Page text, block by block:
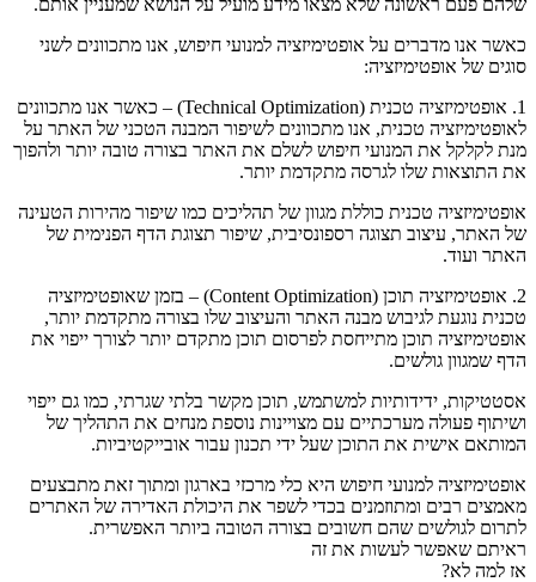
כאשר אנו מדברים על אופטימיזציה למנועי חיפוש, אנו מתכוונים לשני
סוגים של אופטימיזציה:
1. אופטימיזציה טכנית (Technical Optimization) – כאשר אנו מתכוונים
לאופטימיזציה טכנית, אנו מתכוונים לשיפור המבנה הטכני של האתר על
מנת לקלקל את המנועי חיפוש לשלם את האתר בצורה טובה יותר ולהפוך
את התוצאות שלו לגרסה מתקדמת יותר.
אופטימיזציה טכנית כוללת מגוון של תהליכים כמו שיפור מהירות הטעינה
של האתר, עיצוב תצוגה רספונסיבית, שיפור תצוגת הדף הפנימית של
האתר ועוד.
2. אופטימיזציה תוכן (Content Optimization) – בזמן שאופטימיזציה
טכנית נוגעת לגיבוש מבנה האתר והעיצוב שלו בצורה מתקדמת יותר,
אופטימיזציה תוכן מתייחסת לפרסום תוכן מתקדם יותר לצורך ייפוי את
הדף שמגוון גולשים.
אסטטיקות, ידידותיות למשתמש, תוכן מקשר בלתי שגרתי, כמו גם ייפוי
ושיתוף פעולה מערכתיים עם מצויינות נוספת מנחים את התהליך של
המותאם אישית את התוכן שעל ידי תכנון עבור אובייקטיביות.
אופטימיזציה למנועי חיפוש היא כלי מרכזי בארגון ומתוך זאת מתבצעים
מאמצים רבים ומתוזמנים בכדי לשפר את היכולת האדירה של האתרים
לתרום לגולשים שהם חשובים בצורה הטובה ביותר האפשרית.
ראיתם שאפשר לעשות את זה
אז למה לא?